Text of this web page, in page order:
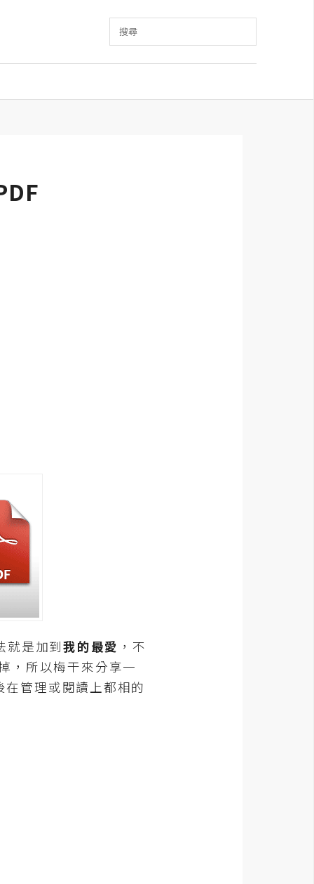
搜尋
就是加到我的最愛 ，不
，所以梅干來分享一
在管理或閱讀上都相的